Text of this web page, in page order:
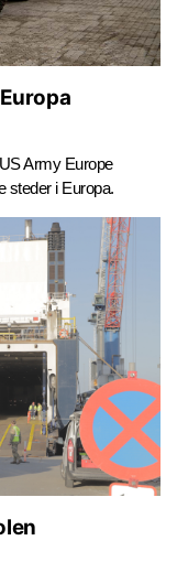
Army Europe
steder i Europa.